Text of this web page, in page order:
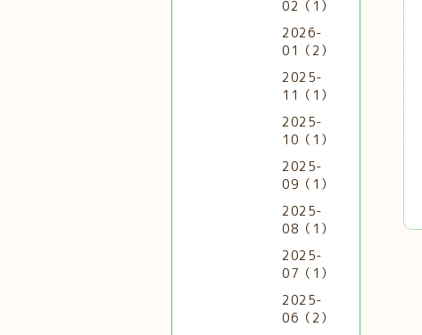
02（1）
2026-
01（2）
2025-
11（1）
2025-
10（1）
2025-
09（1）
2025-
08（1）
2025-
07（1）
2025-
06（2）